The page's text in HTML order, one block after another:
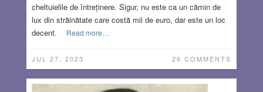
cheltuielile de întreținere. Sigur, nu este ca un cămin de
lux din străinătate care costă mii de euro, dar este un loc
decent.
Read more…
JUL 27, 2023 26 COMMENTS